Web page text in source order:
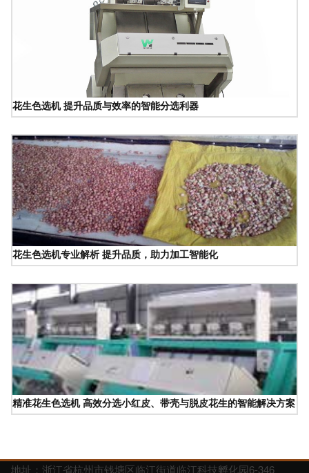
花生色选机 提升品质与效率的智能分选利器
花生色选机专业解析 提升品质，助力加工智能化
精准花生色选机 高效分选小红皮、带壳与脱皮花生的智能解决方案
地址：浙江省杭州市钱塘区临江街道临江科技孵化园6-346